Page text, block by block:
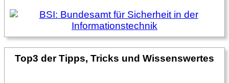
Top3 der Tipps, Tricks und Wissenswertes